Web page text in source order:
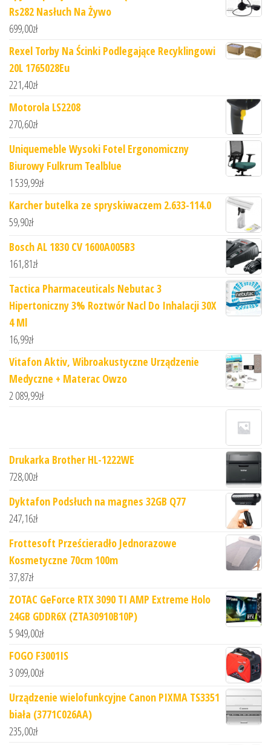
Rs282 Nasłuch Na Żywo
699,00zł
Rexel Torby Na Ścinki Podlegające Recyklingowi
20L 1765028Eu
221,40zł
Motorola LS2208
270,60zł
Uniquemeble Wysoki Fotel Ergonomiczny
Biurowy Fulkrum Tealblue
1 539,99zł
Karcher butelka ze spryskiwaczem 2.633-114.0
59,90zł
Bosch AL 1830 CV 1600A005B3
161,81zł
Tactica Pharmaceuticals Nebutac 3
Hipertoniczny 3% Roztwór Nacl Do Inhalacji 30X
4 Ml
16,99zł
Vitafon Aktiv, Wibroakustyczne Urządzenie
Medyczne + Materac Owzo
2 089,99zł
Drukarka Brother HL-1222WE
728,00zł
Dyktafon Podsłuch na magnes 32GB Q77
247,16zł
Frottesoft Prześcieradło Jednorazowe
Kosmetyczne 70cm 100m
37,87zł
ZOTAC GeForce RTX 3090 TI AMP Extreme Holo
24GB GDDR6X (ZTA30910B10P)
5 949,00zł
FOGO F3001IS
3 099,00zł
Urządzenie wielofunkcyjne Canon PIXMA TS3351
biała (3771C026AA)
235,00zł